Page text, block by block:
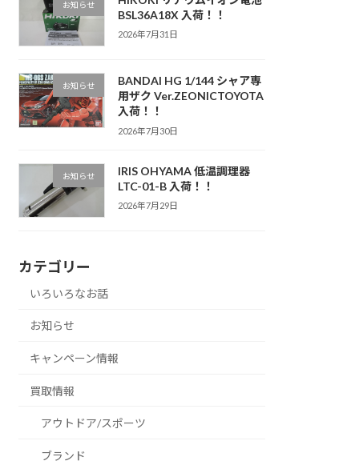
お知らせ
BSL36A18X 入荷！！
2026年7月31日
お知らせ
BANDAI HG 1/144 シャア専
用ザク Ver.ZEONICTOYOTA
入荷！！
2026年7月30日
お知らせ
IRIS OHYAMA 低温調理器
LTC-01-B 入荷！！
2026年7月29日
カテゴリー
いろいろなお話
お知らせ
キャンペーン情報
買取情報
アウトドア/スポーツ
ブランド